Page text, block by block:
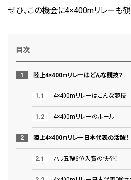
ぜひ、この機会に4×400mリレーも観
目次
陸上4×400mリレーはどんな競技？
4×400mリレーはこんな競技
4×400mリレーのルール
陸上4×400mリレー日本代表の活躍！
パリ五輪6位入賞の快挙！